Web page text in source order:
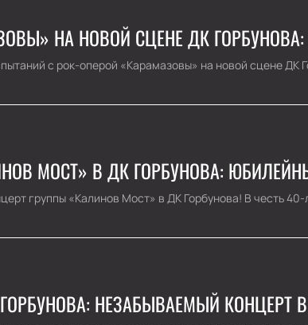
НА НОВОЙ СЦЕНЕ ДК
с рок-оперой «Карамазовы» на новой сцене ДК
МОСТ» В ДК ГОРБУНОВА:
группы «Калинов Мост» в ДК Горбунова! В честь
НЕЗАБЫВАЕМЫЙ КОНЦЕРТ